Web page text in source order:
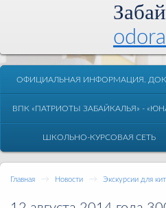
ОФИЦИАЛЬНАЯ ИНФОРМАЦИЯ.
ВПК «ПАТРИОТЫ ЗАБАЙКАЛЬЯ» -
ШКОЛЬНО-КУРСОВАЯ СЕТЬ
Главная → Новости → Экскурсии для